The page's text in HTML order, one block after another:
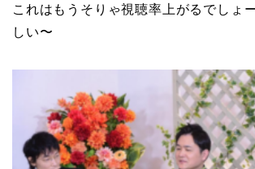
これはもうそりゃ視聴率上がるでしょ
しい〜